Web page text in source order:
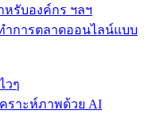
รับองค์กร ฯลฯ
วๆ